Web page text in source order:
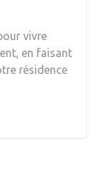
vivre
en faisant
résidence